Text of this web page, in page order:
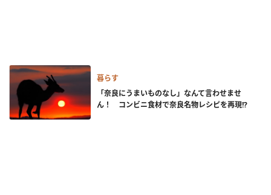
暮らす
「奈良にうまいものなし」なんて言わせませ
ん！ コンビニ食材で奈良名物レシピを再現!?